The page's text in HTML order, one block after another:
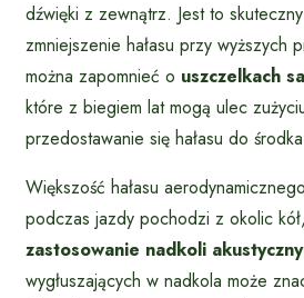
dźwięki z zewnątrz. Jest to
zmniejszenie hałasu przy wyższych
można zapomnieć o uszczelkach
które z biegiem lat mogą ulec
przedostawanie się hałasu do
Większość hałasu
podczas jazdy pochodzi z okolic
zastosowanie nadkoli
wygłuszających w nadkola może